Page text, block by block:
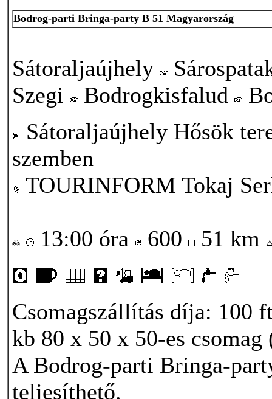
Bodrog-parti Bringa-party B 51 Magyarország
Sátoraljaújhely
Szegi
Bodrogkisfalud
Sátoraljaújhely Hősök
szemben
TOURINFORM Tokaj
13:00 óra 600 51 km
Csomagszállítás díja: 100
kb 80 x 50 x 50-es csomag
A Bodrog-parti Bringa-
teljesíthető.